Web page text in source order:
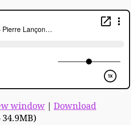
window
Download